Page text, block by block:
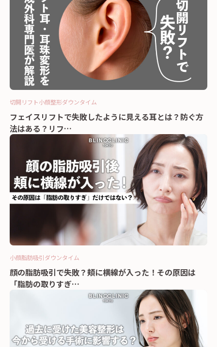
切開リフト小顔整形ダウンタイム
フェイスリフトで失敗したように見える耳とは？防ぐ方
法はある？リフ…
小顔脂肪吸引ダウンタイム
顔の脂肪吸引で失敗？頬に横線が入った！その原因は
「脂肪の取りすぎ…